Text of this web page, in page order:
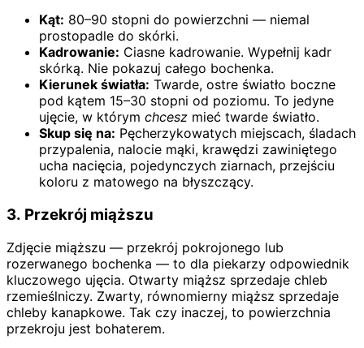
Kąt: 80–90 stopni do powierzchni — niemal
prostopadle do skórki.
Kadrowanie: Ciasne kadrowanie. Wypełnij kadr
skórką. Nie pokazuj całego bochenka.
Kierunek światła: Twarde, ostre światło boczne
pod kątem 15–30 stopni od poziomu. To jedyne
ujęcie, w którym chcesz mieć twarde światło.
Skup się na: Pęcherzykowatych miejscach, śladach
przypalenia, nalocie mąki, krawędzi zawiniętego
ucha nacięcia, pojedynczych ziarnach, przejściu
koloru z matowego na błyszczący.
3. Przekrój miąższu
Zdjęcie miąższu — przekrój pokrojonego lub
rozerwanego bochenka — to dla piekarzy odpowiednik
kluczowego ujęcia. Otwarty miąższ sprzedaje chleb
rzemieślniczy. Zwarty, równomierny miąższ sprzedaje
chleby kanapkowe. Tak czy inaczej, to powierzchnia
przekroju jest bohaterem.